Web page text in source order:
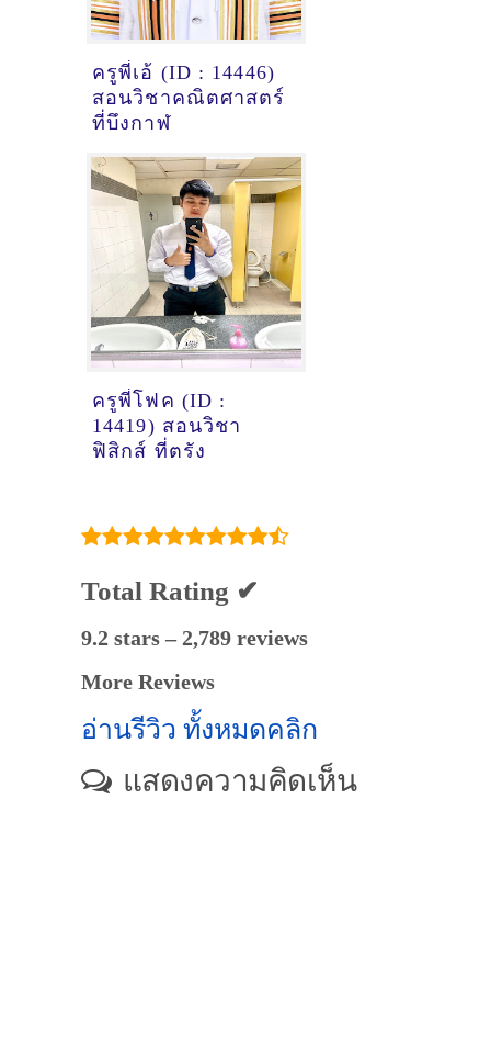
ครูพี่เอ้ (ID : 14446)
สอนวิชาคณิตศาสตร์
ที่บึงกาฬ
ครูพี่โฟค (ID :
14419) สอนวิชา
ฟิสิกส์ ที่ตรัง
Total Rating ✔
9.2 stars – 2,789 reviews
More Reviews
อ่านรีวิว ทั้งหมดคลิก
แสดงความคิดเห็น